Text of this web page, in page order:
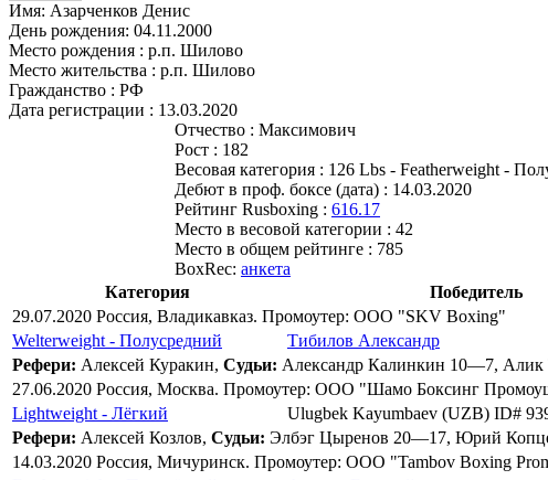
Имя: Азарченков Денис
День рождения: 04.11.2000
Место рождения : р.п. Шилово
Место жительства : р.п. Шилово
Гражданство : РФ
Дата регистрации : 13.03.2020
Отчество : Максимович
Рост : 182
Весовая категория : 126 Lbs - Featherweight -
Дебют в проф. боксе (дата) : 14.03.2020
Рейтинг Rusboxing : 616.17
Место в весовой категории : 42
Место в общем рейтинге : 785
BoxRec: анкета
Категория
Победитель
29.07.2020 Россия, Владикавказ. Промоутер: ООО "SKV Boxing"
Welterweight - Полусредний
Тибилов Александр
Рефери: Алексей Куракин, Судьи: Александр Калинкин 10—7,
27.06.2020 Россия, Москва. Промоутер: ООО "Шамо Боксинг
Lightweight - Лёгкий
Ulugbek Kayumbaev (UZB) ID#
Рефери: Алексей Козлов, Судьи: Элбэг Цыренов 20—17, Юрий
14.03.2020 Россия, Мичуринск. Промоутер: ООО "Tambov Boxing